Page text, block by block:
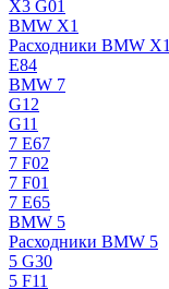
X3 G01
BMW X1
Расходники BMW X1
E84
BMW 7
G12
G11
7 Е67
7 F02
7 F01
7 E65
BMW 5
Расходники BMW 5
5 G30
5 F11